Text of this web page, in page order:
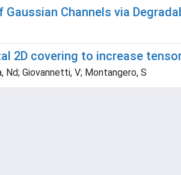
Channels via
2D covering to increase
Nd; Giovannetti, V; Montangero, S